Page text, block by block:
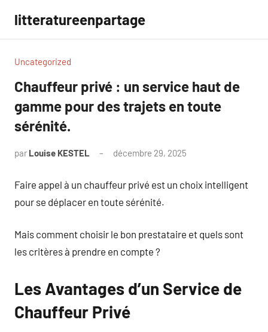
contenu
litteratureenpartage
Uncategorized
Chauffeur privé : un service haut de
gamme pour des trajets en toute
sérénité.
par Louise KESTEL décembre 29, 2025
Faire appel à un chauffeur privé est un choix intelligent
pour se déplacer en toute sérénité.
Mais comment choisir le bon prestataire et quels sont
les critères à prendre en compte ?
Les Avantages d’un Service de
Chauffeur Privé